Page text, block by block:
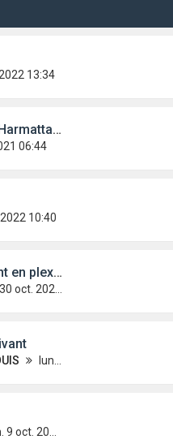
13:34
2)
06:44
10:40
2021 17:17
lun. 25 oct. 2021 09:38
2021 10:56